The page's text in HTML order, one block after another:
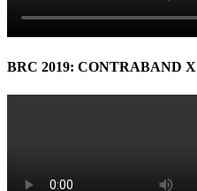
BRC 2019: CONTRABAND X